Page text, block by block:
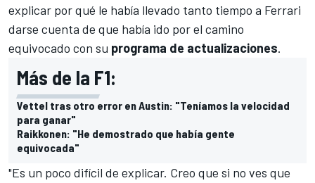
explicar por qué le había llevado tanto tiempo a Ferrari
darse cuenta de que había ido por el camino
equivocado con su programa de actualizaciones.
Más de la F1:
Vettel tras otro error en Austin: "Teníamos la velocidad
para ganar"
Raikkonen: "He demostrado que había gente
equivocada"
"Es un poco difícil de explicar. Creo que si no ves que